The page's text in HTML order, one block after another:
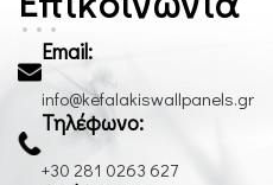
Email:
info@kefalakiswallpanels.gr
Τηλέφωνο:
+30 281 0263 627